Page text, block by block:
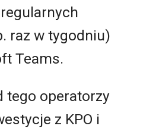
raz w tygodniu)
Teams.
tego operatorzy
z KPO i